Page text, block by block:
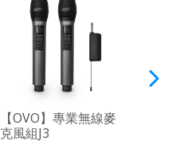
【OVO】專業無線麥
克風組J3